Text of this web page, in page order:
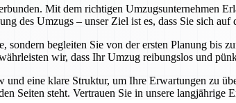
Mit dem richtigen Umzugsunternehmen
des Umzugs – unser Ziel ist es, dass Sie sich auf
begleiten Sie von der ersten Planung bis
wir, dass Ihr Umzug reibungslos und
eine klare Struktur, um Ihre Erwartungen zu
Seiten steht. Vertrauen Sie in unsere langjährige